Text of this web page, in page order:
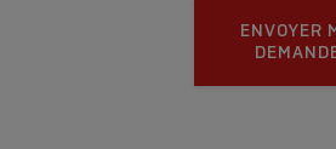
ENVOYER